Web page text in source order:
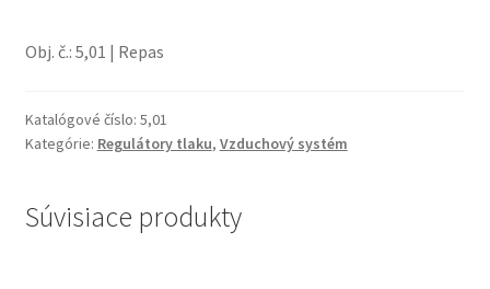
Obj. č.: 5,01 | Repas
Katalógové číslo: 5,01
Kategórie: Regulátory tlaku, Vzduchový systém
Súvisiace produkty